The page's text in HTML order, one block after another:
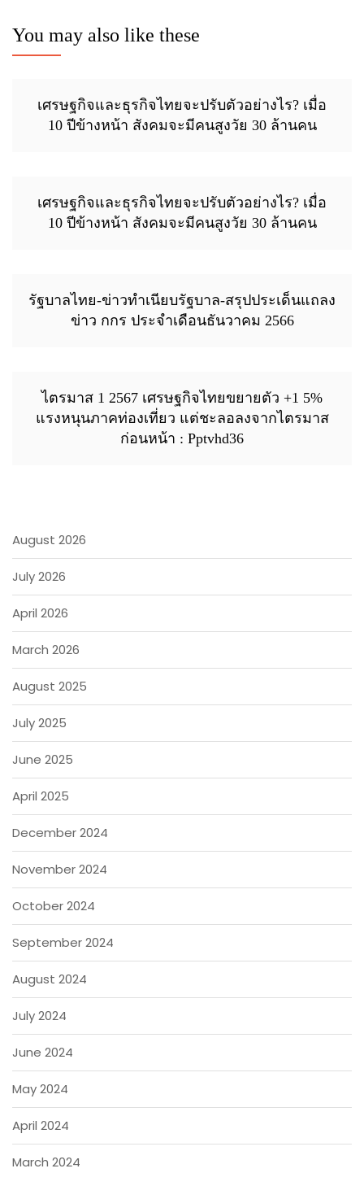
You may also like these
เศรษฐกิจและธุรกิจไทยจะปรับตัวอย่างไร? เมื่อ
10 ปีข้างหน้า สังคมจะมีคนสูงวัย 30 ล้านคน
เศรษฐกิจและธุรกิจไทยจะปรับตัวอย่างไร? เมื่อ
10 ปีข้างหน้า สังคมจะมีคนสูงวัย 30 ล้านคน
รัฐบาลไทย-ข่าวทำเนียบรัฐบาล-สรุปประเด็นแถลง
ข่าว กกร ประจำเดือนธันวาคม 2566
ไตรมาส 1 2567 เศรษฐกิจไทยขยายตัว +1 5%
แรงหนุนภาคท่องเที่ยว แต่ชะลอลงจากไตรมาส
ก่อนหน้า : Pptvhd36
August 2026
July 2026
April 2026
March 2026
August 2025
July 2025
June 2025
April 2025
December 2024
November 2024
October 2024
September 2024
August 2024
July 2024
June 2024
May 2024
April 2024
March 2024